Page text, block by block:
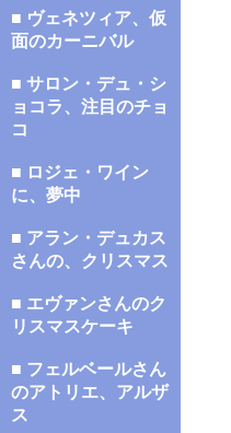
■ ヴェネツィア、仮
面のカーニバル
■ サロン・デュ・シ
ョコラ、注目のチョ
コ
■ ロジェ・ワイン
に、夢中
■ アラン・デュカス
さんの、クリスマス
■ エヴァンさんのク
リスマスケーキ
■ フェルベールさん
のアトリエ、アルザ
ス